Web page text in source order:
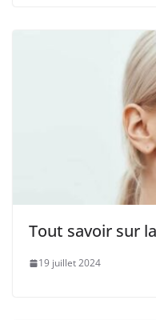
Tout savoir sur
19 juillet 2024